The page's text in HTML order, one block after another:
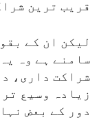
قریب ترین
لیکن ان کے
سامنے ہے وہ
شراکت داری،
زیادہ وسیع
دور کے بعض